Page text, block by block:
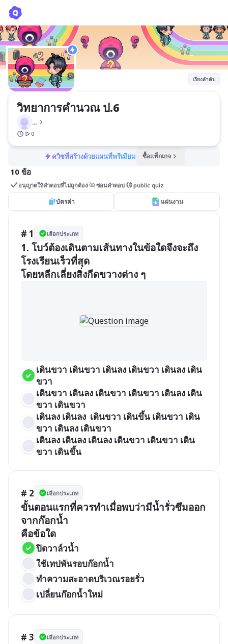
เรียงลำดับ
วิทยาการคำนวณ ป.6
...
0
ควิซที่สร้างด้วยแผนที่พรีเมียม ซื้อแพ็กเกจ
10 ข้อ
อนุญาตให้คำตอบที่ไม่ถูกต้อง ซ่อนคำตอบ public quiz
บัตรคำ แผ่นงาน
# 1 เลือกประเภท
1. โบว์ต้องเดินตามเส้นทางในข้อใดจึงจะถึง
โรงเรียนเร็วที่สุด
โดยหลีกเลี่ยงสิ่งกีดขวางต่าง ๆ
เดินขวา เดินขวา เดินลง เดินขวา เดินลง เดิน
ขวา
เดินขวา เดินลง เดินขวา เดินขวา เดินลง เดิน
ขวา เดินขวา
เดินลง เดินลง  เดินขวา เดินขึ้น เดินขวา เดิน
ขวา เดินลง เดินขวา
เดินลง เดินลง เดินลง เดินขวา เดินขวา เดิน
ขวา เดินขึ้น
# 2 เลือกประเภท
ขั้นตอนแรกที่ควรทำเมื่อพบว่ามีน้ำรั่วซึมออก
จากก๊อกน้ำ
คือข้อใด
ปิดวาล์วน้ำ
ใช้เทปพันรอบก๊อกน้ำ
ทำความสะอาดบริเวณรอยรั่ว
เปลี่ยนก๊อกน้ำใหม่
# 3 เลือกประเภท